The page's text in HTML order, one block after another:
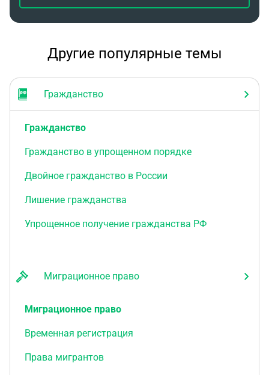
Другие популярные темы
Гражданство
Гражданство
Гражданство в упрощенном порядке
Двойное гражданство в России
Лишение гражданства
Упрощенное получение гражданства РФ
Миграционное право
Миграционное право
Временная регистрация
Права мигрантов